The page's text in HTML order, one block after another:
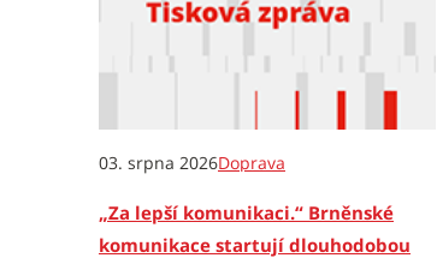
03. srpna 2026Doprava
„Za lepší komunikaci.“ Brněnské
komunikace startují dlouhodobou